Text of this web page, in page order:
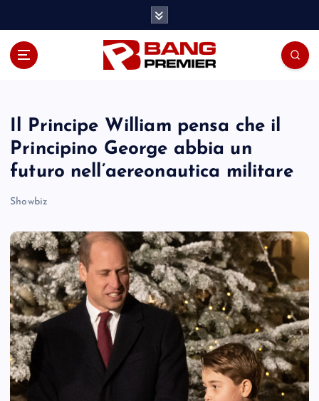
Il Principe William pensa che il
Principino George abbia un
futuro nell’aereonautica militare
Showbiz